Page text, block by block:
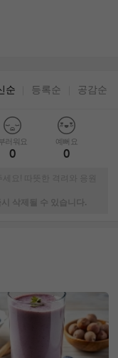
순 등록순 공감순
러워요
0
예뻐요
0
요! 따뜻한 격려와 응원
삭제될 수 있습니다.